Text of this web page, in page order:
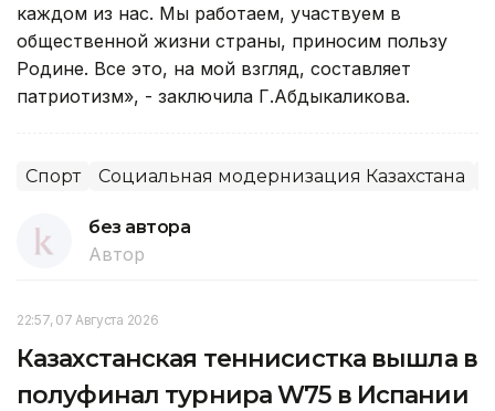
каждом из нас. Мы работаем, участвуем в
общественной жизни страны, приносим пользу
Родине. Все это, на мой взгляд, составляет
патриотизм», - заключила Г.Абдыкаликова.
Спорт Социальная модернизация Казахстана
без автора
Автор
22:57, 07 Августа 2026
Казахстанская теннисистка вышла в
полуфинал турнира W75 в Испании